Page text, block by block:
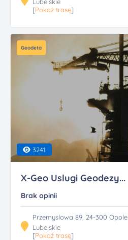
[Pokaż trasę]
Geodeta
3241
X-Geo Uslugi Geodezy...
Brak opinii
Przemyslowa 89, 24-300 Opole
Lubelskie
[Pokaż trasę]